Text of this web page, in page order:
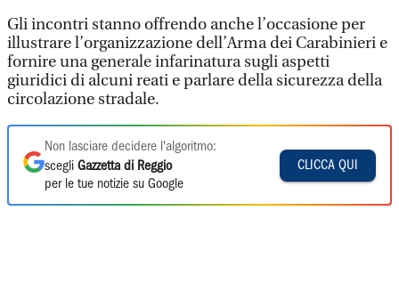
Gli incontri stanno offrendo anche l’occasione per
illustrare l’organizzazione dell’Arma dei Carabinieri e
fornire una generale infarinatura sugli aspetti
giuridici di alcuni reati e parlare della sicurezza della
circolazione stradale.
Non lasciare decidere l'algoritmo:
scegli Gazzetta di Reggio
per le tue notizie su Google
CLICCA QUI